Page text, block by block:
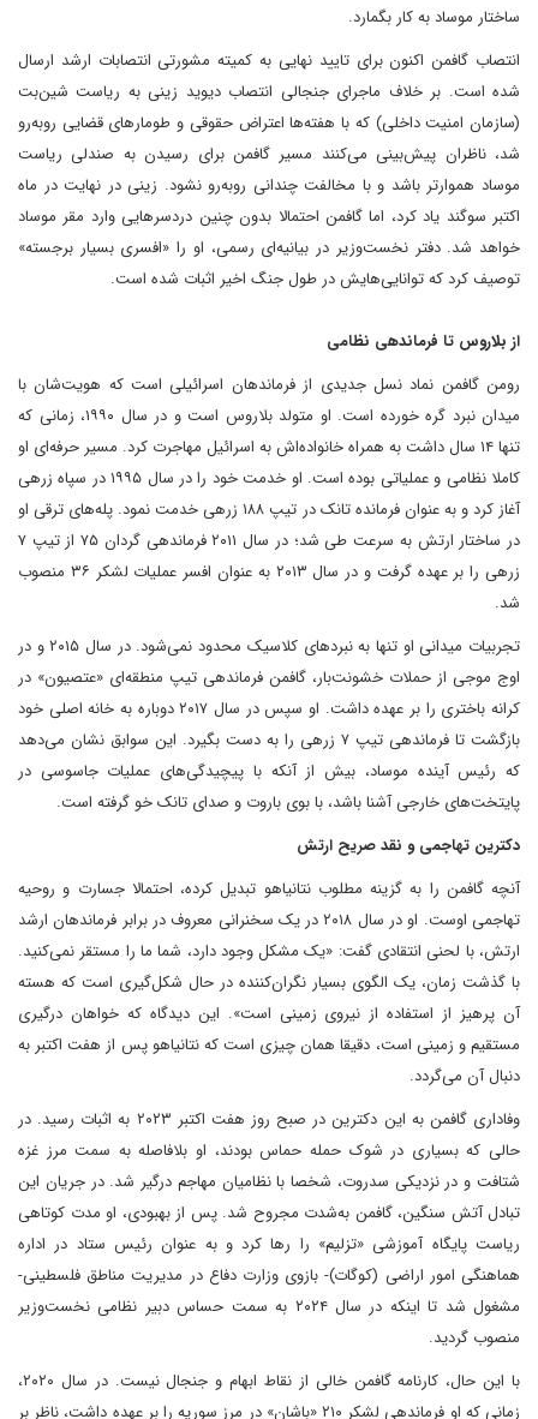
ساختار موساد به کار بگمارد.
انتصاب گافمن اکنون برای تایید نهایی به کمیته مشورتی انتصابات ارشد ارسال
شده است. بر خلاف ماجرای جنجالی انتصاب دیوید زینی به ریاست شین‌بت
(سازمان امنیت داخلی) که با هفته‌ها اعتراض حقوقی و طومارهای قضایی روبه‌رو
شد، ناظران پیش‌بینی می‌کنند مسیر گافمن برای رسیدن به صندلی ریاست
موساد هموارتر باشد و با مخالفت چندانی روبه‌رو نشود. زینی در نهایت در ماه
اکتبر سوگند یاد کرد، اما گافمن احتمالا بدون چنین دردسرهایی وارد مقر موساد
خواهد شد. دفتر نخست‌وزیر در بیانیه‌ای رسمی، او را «افسری بسیار برجسته»
توصیف کرد که توانایی‌هایش در طول جنگ اخیر اثبات شده است.
از بلاروس تا فرماندهی نظامی
رومن گافمن نماد نسل جدیدی از فرماندهان اسرائیلی است که هویت‌شان با
میدان نبرد گره خورده است. او متولد بلاروس است و در سال ۱۹۹۰، زمانی که
تنها ۱۴ سال داشت به همراه خانواده‌اش به اسرائیل مهاجرت کرد. مسیر حرفه‌ای او
کاملا نظامی و عملیاتی بوده است. او خدمت خود را در سال ۱۹۹۵ در سپاه زرهی
آغاز کرد و به عنوان فرمانده تانک در تیپ ۱۸۸ زرهی خدمت نمود. پله‌های ترقی او
در ساختار ارتش به سرعت طی شد؛ در سال ۲۰۱۱ فرماندهی گردان ۷۵ از تیپ ۷
زرهی را بر عهده گرفت و در سال ۲۰۱۳ به عنوان افسر عملیات لشکر ۳۶ منصوب
شد.
تجربیات میدانی او تنها به نبردهای کلاسیک محدود نمی‌شود. در سال ۲۰۱۵ و در
اوج موجی از حملات خشونت‌بار، گافمن فرماندهی تیپ منطقه‌ای «عتصیون» در
کرانه باختری را بر عهده داشت. او سپس در سال ۲۰۱۷ دوباره به خانه اصلی خود
بازگشت تا فرماندهی تیپ ۷ زرهی را به دست بگیرد. این سوابق نشان می‌دهد
که رئیس آینده موساد، بیش از آنکه با پیچیدگی‌های عملیات جاسوسی در
پایتخت‌های خارجی آشنا باشد، با بوی باروت و صدای تانک خو گرفته است.
دکترین تهاجمی و نقد صریح ارتش
آنچه گافمن را به گزینه مطلوب نتانیاهو تبدیل کرده، احتمالا جسارت و روحیه
تهاجمی اوست. او در سال ۲۰۱۸ در یک سخنرانی معروف در برابر فرماندهان ارشد
ارتش، با لحنی انتقادی گفت: «یک مشکل وجود دارد، شما ما را مستقر نمی‌کنید.
با گذشت زمان، یک الگوی بسیار نگران‌کننده در حال شکل‌گیری است که هسته
آن پرهیز از استفاده از نیروی زمینی است». این دیدگاه که خواهان درگیری
مستقیم و زمینی است، دقیقا همان چیزی است که نتانیاهو پس از هفت اکتبر به
دنبال آن می‌گردد.
وفاداری گافمن به این دکترین در صبح روز هفت اکتبر ۲۰۲۳ به اثبات رسید. در
حالی که بسیاری در شوک حمله حماس بودند، او بلافاصله به سمت مرز غزه
شتافت و در نزدیکی سدروت، شخصا با نظامیان مهاجم درگیر شد. در جریان این
تبادل آتش سنگین، گافمن به‌شدت مجروح شد. پس از بهبودی، او مدت کوتاهی
ریاست پایگاه آموزشی «تزلیم» را رها کرد و به عنوان رئیس ستاد در اداره
هماهنگی امور اراضی (کوگات)- بازوی وزارت دفاع در مدیریت مناطق فلسطینی-
مشغول شد تا اینکه در سال ۲۰۲۴ به سمت حساس دبیر نظامی نخست‌وزیر
منصوب گردید.
با این حال، کارنامه گافمن خالی از نقاط ابهام و جنجال نیست. در سال ۲۰۲۰،
زمانی که او فرماندهی لشکر ۲۱۰ «باشان» در مرز سوریه را بر عهده داشت، ناظر بر